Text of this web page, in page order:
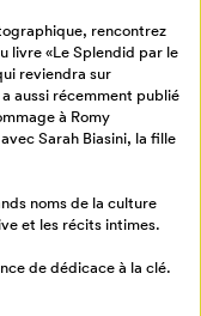
rencontrez
livre «Le Splendid par le
reviendra sur
aussi récemment publié
à Romy
Sarah Biasini, la fille
noms de la culture
et les récits intimes.
de dédicace à la clé.